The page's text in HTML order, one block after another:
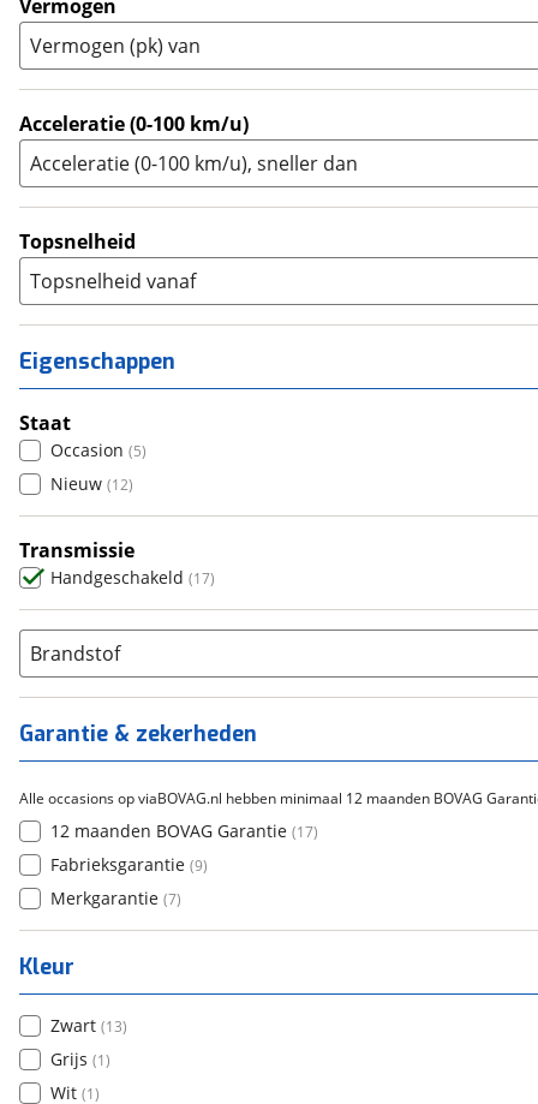
Trike (0)
Zijspan 0)
Vermogen
Vermogen (pk) van
Acceleratie (0-100 km/u)
Acceleratie (0-100 km/u), sneller dan
Topsnelheid
Topsnelheid vanaf
Eigenschappen
Staat
Occasion (5)
Nieuw (12)
Transmissie
Handgeschakeld (17)
Brandstof
Garantie & zekerheden
Alle occasions op viaBOVAG.nl hebben minimaal 12 maanden BOVAG
12 maanden BOVAG Garantie (17)
Fabrieksgarantie (9)
Merkgarantie (7)
Kleur
Zwart (13)
Grijs (1)
Wit (1)